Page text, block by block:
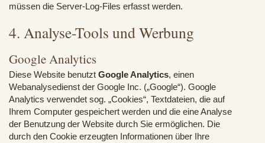
müssen die Server-Log-Files erfasst werden.
4. Analyse-Tools und Werbung
Google Analytics
Diese Website benutzt Google Analytics, einen
Webanalysedienst der Google Inc. („Google“). Google
Analytics verwendet sog. „Cookies“, Textdateien, die auf
Ihrem Computer gespeichert werden und die eine Analyse
der Benutzung der Website durch Sie ermöglichen. Die
durch den Cookie erzeugten Informationen über Ihre